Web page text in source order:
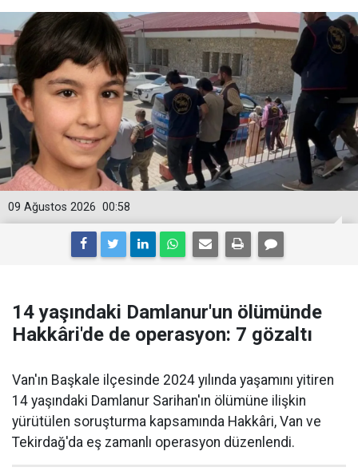
00:58
09 Ağustos 2026
14 yaşındaki Damlanur'un ölümünde
Hakkâri'de de operasyon: 7 gözaltı
Van'ın Başkale ilçesinde 2024 yılında yaşamını yitiren
14 yaşındaki Damlanur Sarihan'ın ölümüne ilişkin
yürütülen soruşturma kapsamında Hakkâri, Van ve
Tekirdağ'da eş zamanlı operasyon düzenlendi.